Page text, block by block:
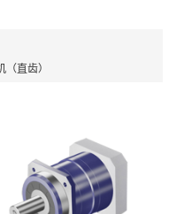
直齿）